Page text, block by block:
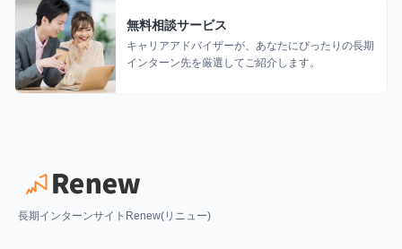
無料相談サービス
キャリアアドバイザーが、あなたにぴったりの長期
インターン先を厳選してご紹介します。
長期インターンサイトRenew(リニュー)